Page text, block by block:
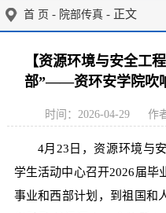
首 页 - 院部传真 - 正文
【资源环境与安全工
部”——资环安学院吹
时间：2026-04-29 作
4月23日，资源环境与
学生活动中心召开2026届毕
事业和西部计划，到祖国和